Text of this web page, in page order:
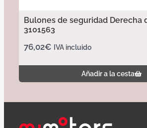
Bulones de seguridad Derecha
3101563
76,02€ IVA incluido
Añadir a la cesta